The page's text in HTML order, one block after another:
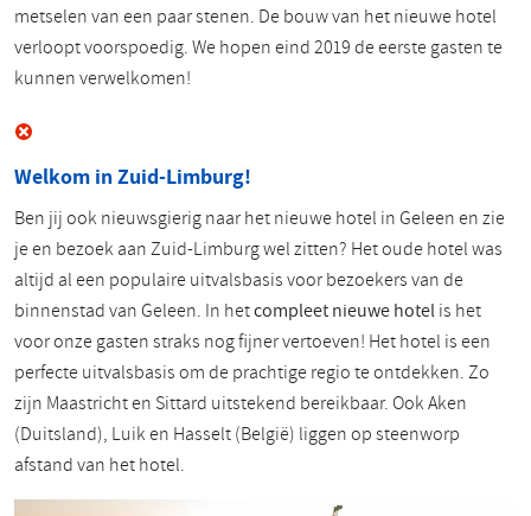
metselen van een paar stenen. De bouw van het nieuwe hotel
verloopt voorspoedig. We hopen eind 2019 de eerste gasten te
kunnen verwelkomen!
Welkom in Zuid-Limburg!
Ben jij ook nieuwsgierig naar het nieuwe hotel in Geleen en zie
je en bezoek aan Zuid-Limburg wel zitten? Het oude hotel was
altijd al een populaire uitvalsbasis voor bezoekers van de
binnenstad van Geleen. In hetcompleet nieuwe hotelis het
voor onze gasten straks nog fijner vertoeven! Het hotel is een
perfecte uitvalsbasis om de prachtige regio te ontdekken. Zo
zijn Maastricht en Sittard uitstekend bereikbaar. Ook Aken
(Duitsland), Luik en Hasselt (België) liggen op steenworp
afstand van het hotel.